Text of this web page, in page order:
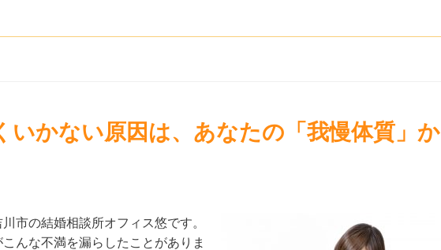
いかない原因は、あなたの「我慢体質」か
市の結婚相談所オフィス悠です。
んな不満を漏らしたことがありま